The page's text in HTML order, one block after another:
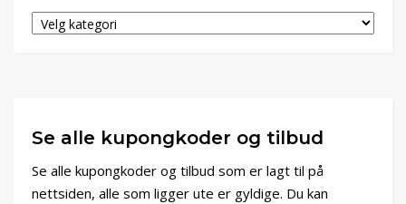
Se alle kupongkoder og tilbud
Se alle kupongkoder og tilbud som er lagt til på
nettsiden, alle som ligger ute er gyldige. Du kan